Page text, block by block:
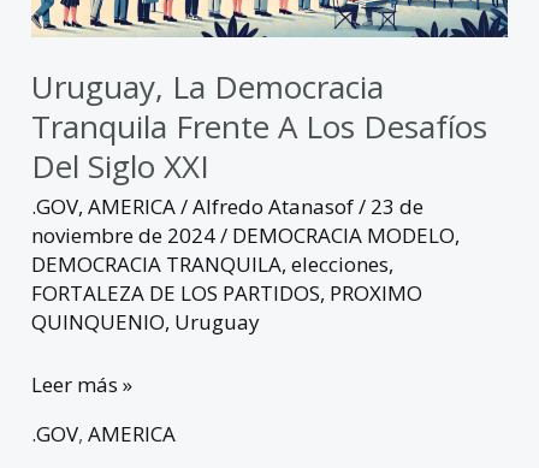
Uruguay, La Democracia
Tranquila Frente A Los Desafíos
Del Siglo XXI
.GOV,AMERICA/Alfredo Atanasof/ 23 de
noviembre de 2024/ DEMOCRACIA MODELO,
DEMOCRACIA TRANQUILA,elecciones,
FORTALEZA DE LOS PARTIDOS, PROXIMO
QUINQUENIO, Uruguay
desafíos
siglo
XXI
Leer más »
.GOV,AMERICA